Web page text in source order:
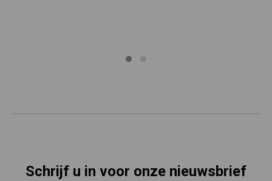
Schrijf u in voor onze nieuwsbrief